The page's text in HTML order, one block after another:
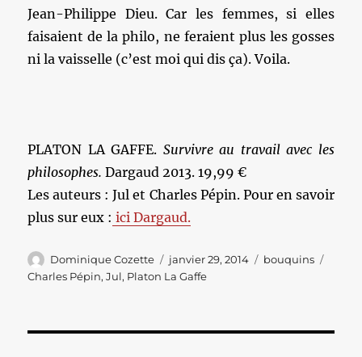
Jean-Philippe Dieu. Car les femmes, si elles
faisaient de la philo, ne feraient plus les gosses
ni la vaisselle (c’est moi qui dis ça). Voila.
PLATON LA GAFFE. Survivre au travail avec les
philosophes. Dargaud 2013. 19,99 €
Les auteurs : Jul et Charles Pépin. Pour en savoir
plus sur eux : ici Dargaud.
Auteur
Dominique Cozette
Publié
le
janvier 29, 2014 Catégories
bouquins
Charles Pépin,Jul, Platon La Gaffe